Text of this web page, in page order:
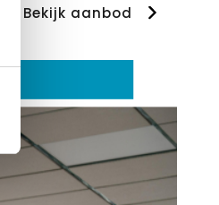
Bekijk aanbod